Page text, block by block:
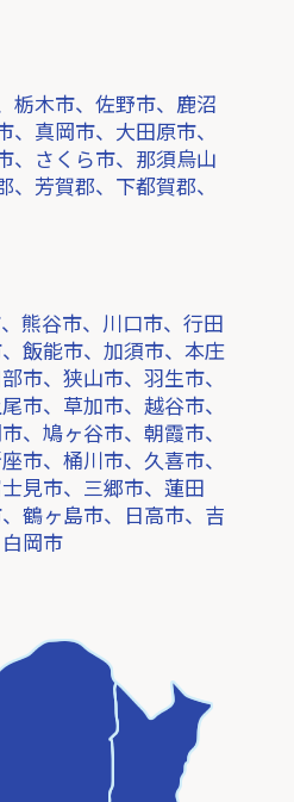
栃木市、佐野市、鹿沼
真岡市、大田原市、
、さくら市、那須烏山
芳賀郡、下都賀郡、
熊谷市、川口市、行田
飯能市、加須市、本庄
市、狭山市、羽生市、
市、草加市、越谷市、
、鳩ヶ谷市、朝霞市、
市、桶川市、久喜市、
見市、三郷市、蓮田
鶴ヶ島市、日高市、吉
岡市